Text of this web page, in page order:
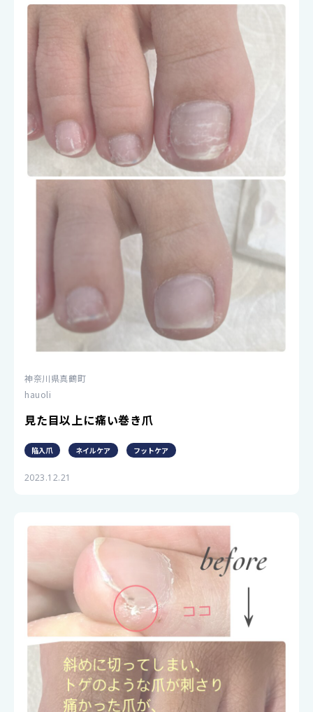
神奈川県真鶴町
hauoli
見た目以上に痛い巻き爪
陥入爪 ネイルケア フットケア
2023.12.21